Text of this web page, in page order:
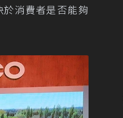
消費者是否能夠